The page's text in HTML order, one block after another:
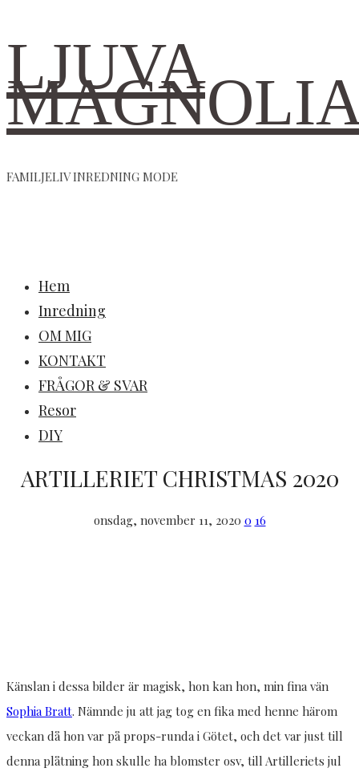
LJUVA
FAMILJELIV INREDNING MODE
Hem
Inredning
OM MIG
KONTAKT
FRÅGOR & SVAR
Resor
DIY
ARTILLERIET CHRISTMAS 2020
onsdag, november 11, 2020 0 16
Känslan i dessa bilder är magisk, hon kan hon, min fina vän
Sophia Bratt. Nämnde ju att jag tog en fika med henne härom
veckan då hon var på props-runda i Götet, och det var just till
denna plåtning hon skulle ha blomster osv, till Artilleriets jul